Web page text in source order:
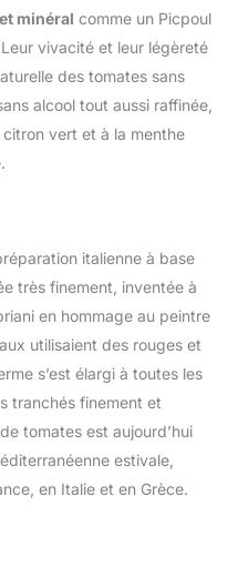
minéral comme un Picpoul
vivacité et leur légèreté
des tomates sans
alcool tout aussi raffinée,
vert et à la menthe
italienne à base
très finement, inventée à
en hommage au peintre
utilisaient des rouges et
s’est élargi à toutes les
tranchés finement et
tomates est aujourd’hui
estivale,
en Italie et en Grèce.